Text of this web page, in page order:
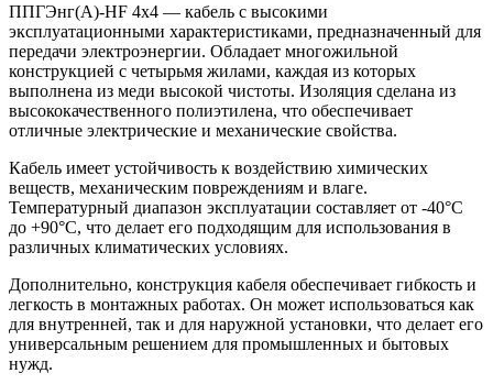
ППГЭнг(А)-HF 4х4 — кабель с высокими
эксплуатационными характеристиками, предназначенный для
передачи электроэнергии. Обладает многожильной
конструкцией с четырьмя жилами, каждая из которых
выполнена из меди высокой чистоты. Изоляция сделана из
высококачественного полиэтилена, что обеспечивает
отличные электрические и механические свойства.
Кабель имеет устойчивость к воздействию химических
веществ, механическим повреждениям и влаге.
Температурный диапазон эксплуатации составляет от -40°C
до +90°C, что делает его подходящим для использования в
различных климатических условиях.
Дополнительно, конструкция кабеля обеспечивает гибкость и
легкость в монтажных работах. Он может использоваться как
для внутренней, так и для наружной установки, что делает его
универсальным решением для промышленных и бытовых
нужд.